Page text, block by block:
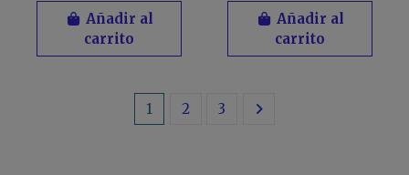
Añadir al
carrito
Añadir al
carrito
1 2 3